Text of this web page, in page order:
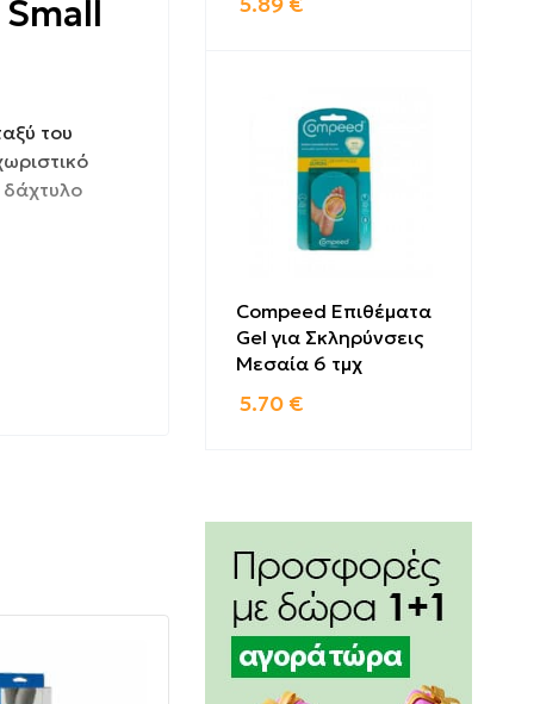
του
Compeed Επιθέματα
Gel για Σκληρύνσεις
Μεσαία 6 τμχ
5.70 €